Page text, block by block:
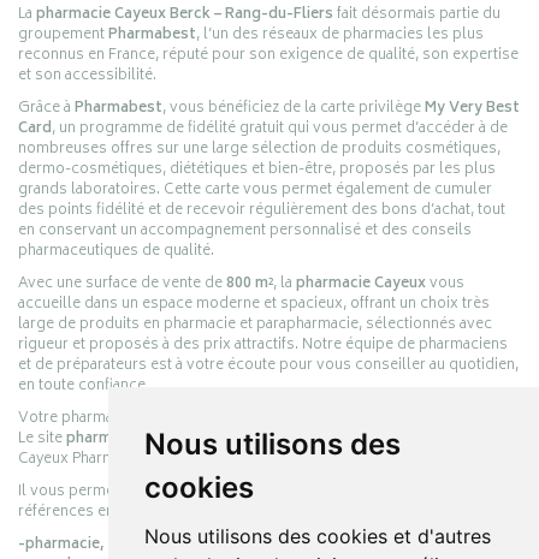
Nous utilisons des
cookies
Nous utilisons des cookies et d'autres
Lapharmacie Cayeux Berck – Rang-du-Fliersfait désormais partie du
groupementPharmabest, l’un des réseaux de pharmacies les plus
reconnus en France, réputé pour son exigence de qualité, son expertise
et son accessibilité.
Grâce àPharmabest, vous bénéficiez de la carte privilègeMy Very Best
Card, un programme de fidélité gratuit qui vous permet d’accéder à de
nombreuses offres sur une large sélection de produits cosmétiques,
dermo-cosmétiques, diététiques et bien-être, proposés par les plus
grands laboratoires. Cette carte vous permet également de cumuler
des points fidélité et de recevoir régulièrement des bons d’achat, tout
en conservant un accompagnement personnalisé et des conseils
pharmaceutiques de qualité.
Avec une surface de vente de800 m², lapharmacie Cayeuxvous
accueille dans un espace moderne et spacieux, offrant un choix très
large de produits en pharmacie et parapharmacie, sélectionnés avec
rigueur et proposés à des prix attractifs. Notre équipe de pharmaciens
et de préparateurs est à votre écoute pour vous conseiller au quotidien,
en toute confiance.
Votre pharmacie en ligne :
Le sitepharmacie-cayeux.frest le prolongement digital de la pharmacie
Cayeux Pharmabest Berck-sur-Mer – Rang-du-Fliers.
Il vous permet de réaliser vos achats en ligne parmi des milliers de
références en :
-pharmacie,